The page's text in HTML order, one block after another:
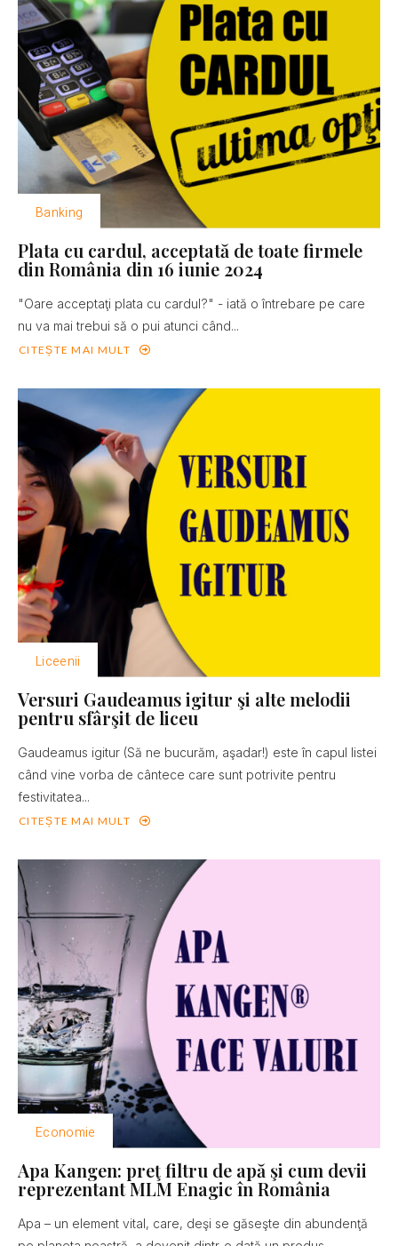
Banking
Plata cu cardul, acceptată de toate firmele
din România din 16 iunie 2024
"Oare acceptaţi plata cu cardul?" - iată o întrebare pe care
nu va mai trebui să o pui atunci când...
CITEȘTE MAI MULT
Liceenii
Versuri Gaudeamus igitur şi alte melodii
pentru sfârşit de liceu
Gaudeamus igitur (Să ne bucurăm, aşadar!) este în capul listei
când vine vorba de cântece care sunt potrivite pentru
festivitatea...
CITEȘTE MAI MULT
Economie
Apa Kangen: preţ filtru de apă şi cum devii
reprezentant MLM Enagic în România
Apa – un element vital, care, deşi se găseşte din abundenţă